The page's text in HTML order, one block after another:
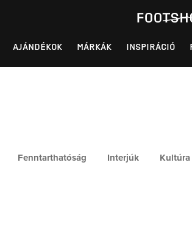
AJÁNDÉKOK MÁRKÁK INSPIRÁCIÓ
Fenntarthatóság Interjúk Kultúra